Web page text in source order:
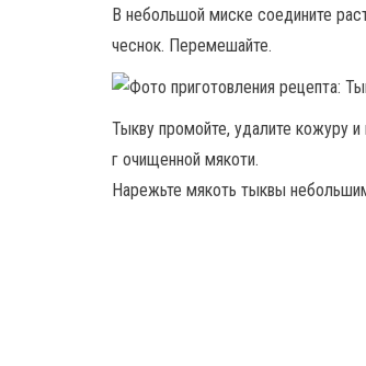
В небольшой миске соедините
чеснок. Перемешайте.
Тыкву промойте, удалите кожуру
г очищенной мякоти.
Нарежьте мякоть тыквы